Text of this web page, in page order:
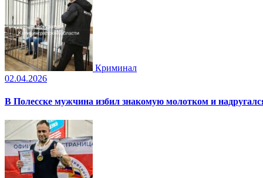
Криминал
02.04.2026
В Полесске мужчина избил знакомую молотком и